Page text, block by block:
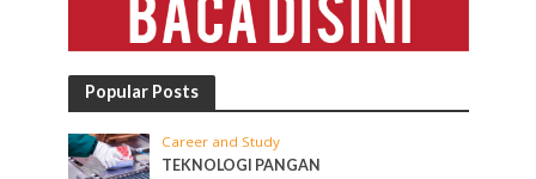
Popular Posts
Career and Study
TEKNOLOGI PANGAN